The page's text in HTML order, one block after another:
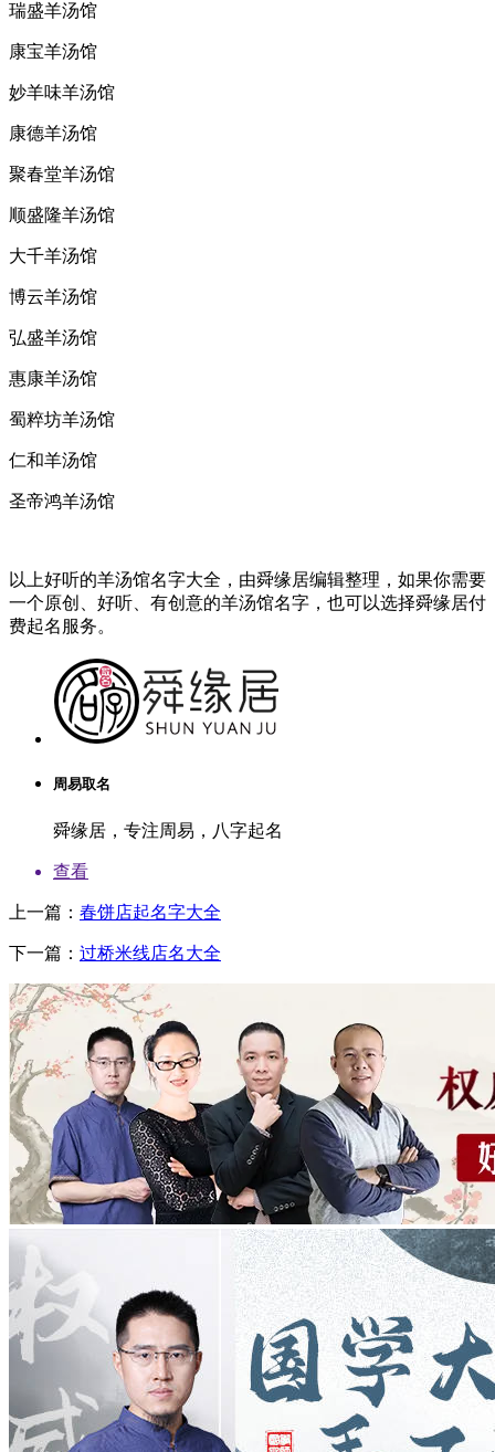
瑞盛羊汤馆
康宝羊汤馆
妙羊味羊汤馆
康德羊汤馆
聚春堂羊汤馆
顺盛隆羊汤馆
大千羊汤馆
博云羊汤馆
弘盛羊汤馆
惠康羊汤馆
蜀粹坊羊汤馆
仁和羊汤馆
圣帝鸿羊汤馆
以上好听的羊汤馆名字大全，由舜缘居编辑整理，如果你需要
一个原创、好听、有创意的羊汤馆名字，也可以选择舜缘居付
费起名服务。
周易取名
舜缘居，专注周易，八字起名
查看
上一篇： 春饼店起名字大全
下一篇： 过桥米线店名大全